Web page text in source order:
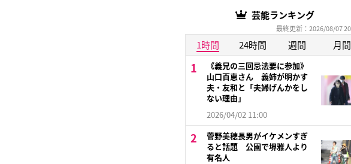
芸能ランキング
最終更新：2026/08/07
1時間 24時間 週間 月間
《義兄の三回忌法要に参加》
山口百恵さん 義姉が明かす
夫・友和と「夫婦げんかをし
ない理由」
2026/04/02 11:00
菅野美穂長男がイケメンすぎ
ると話題 公園で堺雅人より
有名人